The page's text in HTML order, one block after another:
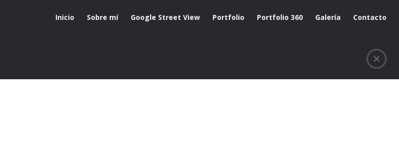
Inicio Sobre mí Google Street View Portfolio Portfolio 360 Galería Contacto